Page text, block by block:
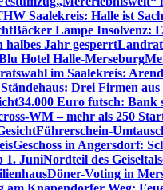
Saalekreis: Halle ist
Bäcker Lampe Insolvenz:
halbes Jahr gesperrt
Hotel Halle-Merseburg
im Saalekreis:
Drei Firmen aus
34.000 Euro futsch: Bank
WM – mehr als 250
Führerschein-
Geschoss in Angersdorf:
1. JuniNordteil des
Döner-Voting in